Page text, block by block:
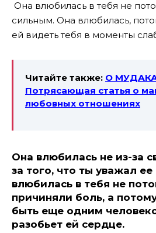
Она влюбилась в тебя не
сильным. Она влюбилась,
ей видеть тебя в моменты
Читайте также: О
Потрясающая статья о
любовных отношениях
Она влюбилась не из-за
за того, что ты уважал ее
влюбилась в тебя не
причиняли боль, а
быть еще одним
разобьет ей сердце.